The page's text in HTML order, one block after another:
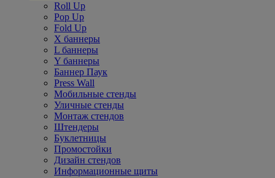
Roll Up
Pop Up
Fold Up
Х баннеры
L баннеры
Y баннеры
Баннер Паук
Press Wall
Мобильные стенды
Уличные стенды
Монтаж стендов
Штендеры
Буклетницы
Промостойки
Дизайн стендов
Информационные щиты